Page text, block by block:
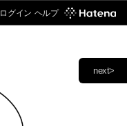
ログイン ヘルプ
next>